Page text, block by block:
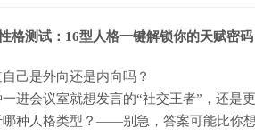
格测试：16型人格一键解锁你的天赋密码
己是外向还是内向吗？
进会议室就想发言的“社交王者”，还是
哪种人格类型？——别急，答案可能比你想